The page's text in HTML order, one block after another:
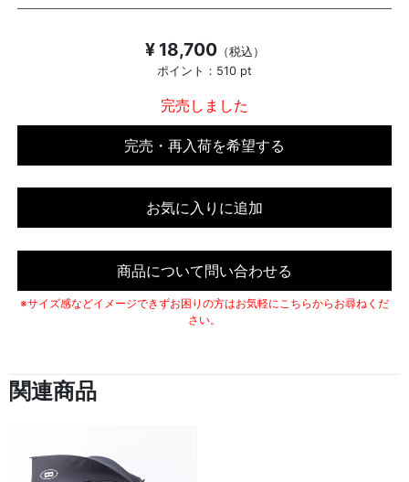
¥ 18,700（税込）
ポイント：510 pt
完売しました
完売・再入荷を希望する
お気に入りに追加
商品について問い合わせる
※サイズ感などイメージできずお困りの方はお気軽にこちらからお尋ねくだ
さい。
関連商品